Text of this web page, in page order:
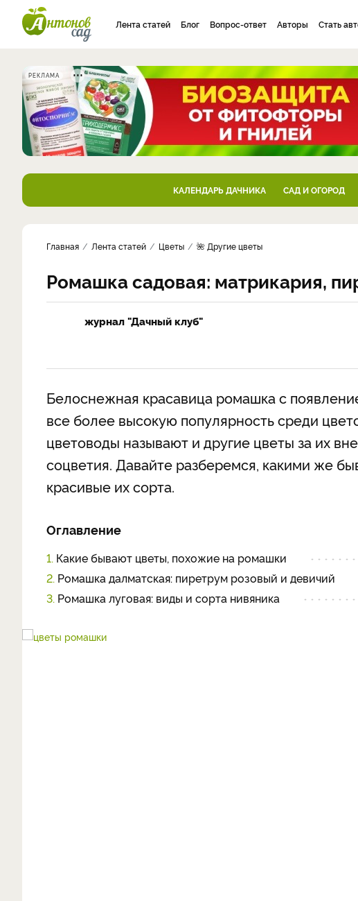
Лента статей Блог Вопрос-ответ Авторы Стать
РЕКЛАМА
КАЛЕНДАРЬ ДАЧНИКА САД И ОГОРОД
Главная Лента статей Цветы 🌺 Другие цветы
Ромашка садовая: матрикария,
журнал "Дачный клуб"
Белоснежная красавица ромашка с
все более высокую популярность среди
цветоводы называют и другие цветы за их
соцветия. Давайте разберемся, какими же
красивые их сорта.
Оглавление
1. Какие бывают цветы, похожие на ромашки
2. Ромашка далматская: пиретрум розовый и девичий
3. Ромашка луговая: виды и сорта нивяника